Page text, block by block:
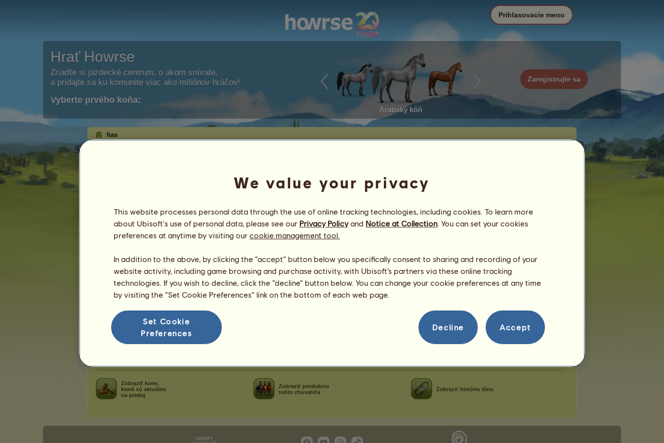
Hrať Howrse
Zriaďte si jazdecké centrum, o akom snívate,
a pridajte sa ku komunite viac ako miliónov hráčov!
Vyberte prvého koňa:
Arabský kôň
Zaregistrujte sa
Prihlasovacie meno
has
dni Všeobecné poradie:
3569.
Posledná návšteva: 03.06.2025 Rezerva: 2 834
Karma: 10bodov
zatiaľ nemá žiadnych priateľov...
Kone patriace hráčovi has
Kone Pominuteľné plemená
Zobraziť kone,
ktoré sú aktuálne
na predaj
Zobraziť produkciu
tohto chovateľa
Zobraziť históriu tímu
We value your privacy
This website processes personal data through the use of online tracking technologies, including cookies. To learn more
about Ubisoft's use of personal data, please see our Privacy Policyand Notice at Collection. You can set your cookies
preferences at anytime by visiting our cookie management tool.
In addition to the above, by clicking the “accept” button below you specifically consent to sharing and recording of your
website activity, including game browsing and purchase activity, with Ubisoft’s partners via these online tracking
technologies. If you wish to decline, click the “decline” button below. You can change your cookie preferences at any time
by visiting the “Set Cookie Preferences” link on the bottom of each web page.
Set Cookie
Preferences
Decline Accept